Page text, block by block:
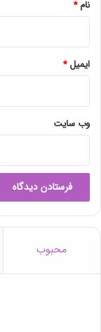
ی
م
ک
ن
ن
نام*
ایمیل*
وب‌ سایت
محبوب